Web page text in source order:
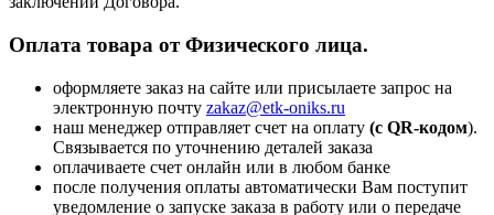
Оплата товара от Физического лица.
оформляете заказ на сайте или присылаете запрос на
электронную почту zakaz@etk-oniks.ru
наш менеджер отправляет счет на оплату (с QR-кодом).
Связывается по уточнению деталей заказа
оплачиваете счет онлайн или в любом банке
после получения оплаты автоматически Вам поступит
уведомление о запуске заказа в работу или о передаче